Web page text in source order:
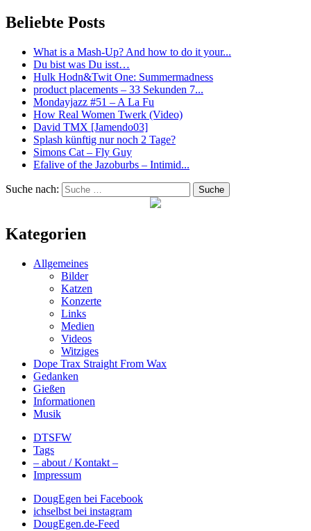
Beliebte Posts
What is a Mash-Up? And how to do it your...
Du bist was Du isst…
Hulk Hodn&Twit One: Summermadness
product placements – 33 Sekunden 7...
Mondayjazz #51 – A La Fu
How Real Women Twerk (Video)
David TMX [Jamendo03]
Splash künftig nur noch 2 Tage?
Simons Cat – Fly Guy
Efalive of the Jazoburbs – Intimid...
Suche nach: Suche
Kategorien
Allgemeines
Bilder
Katzen
Konzerte
Links
Medien
Videos
Witziges
Dope Trax Straight From Wax
Gedanken
Gießen
Informationen
Musik
DTSFW
Tags
– about / Kontakt –
Impressum
DougEgen bei Facebook
ichselbst bei instagram
DougEgen.de-Feed